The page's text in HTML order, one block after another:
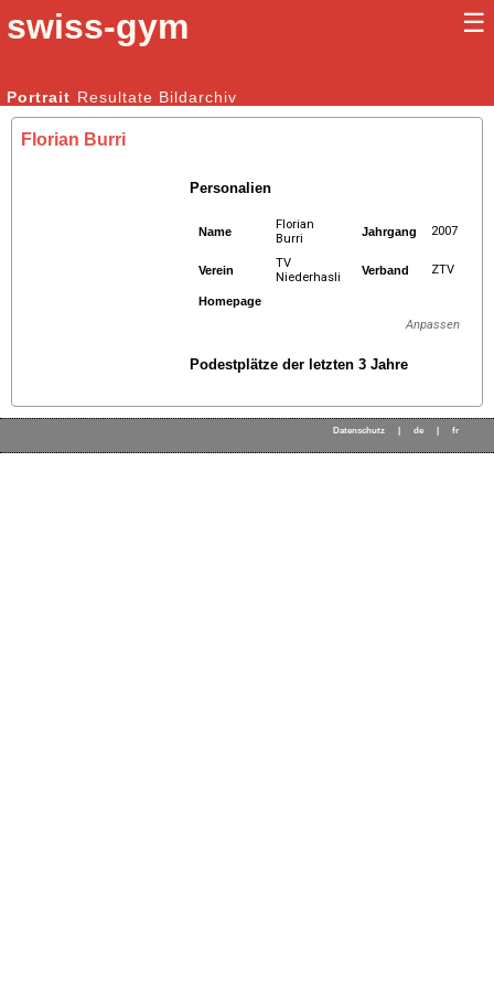
swiss-gym ☰
Kunstturnen Männer | Kunstturnen Frauen
Portrait Resultate Bildarchiv
Florian Burri
Personalien
Name
Florian
Burri
Jahrgang 2007
Verein
TV
Niederhasli
Verband ZTV
Homepage
Anpassen
Podestplätze der letzten 3 Jahre
Datenschutz de fr